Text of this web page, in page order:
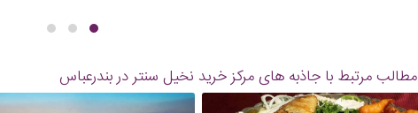
مطالب مرتبط با جاذبه هایمرکز خرید نخیل سنتر در بندرعباس